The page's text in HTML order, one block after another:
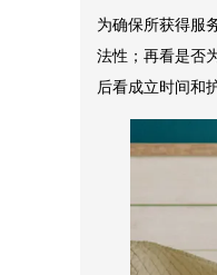
为确保所获得服
法性；再看是否
后看成立时间和